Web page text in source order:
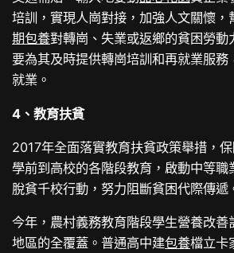
培訓，實現人崗對接，加強人文關懷，
期包養對轉崗、失業或返鄉的貧困勞動
要為其及時提供轉崗培訓和再就業服務
就業。
4、教育扶貧
2017年全面落實教育扶貧政策舉措，
學前到高校的各階段教育，啟動中等職
脫貧千校行動，努力阻斷貧困代際傳遞
今年，農村義務教育階段學生營養改善
地區的全覆蓋。普通高中建包養檔立卡